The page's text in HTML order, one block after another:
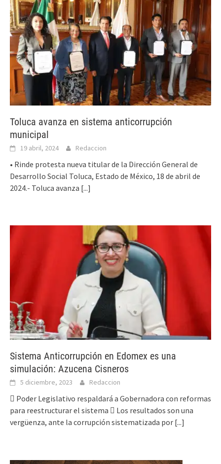
Toluca avanza en sistema anticorrupción
municipal
19 abril, 2024 Redaccion
• Rinde protesta nueva titular de la Dirección General de
Desarrollo Social Toluca, Estado de México, 18 de abril de
2024.- Toluca avanza [...]
Sistema Anticorrupción en Edomex es una
simulación: Azucena Cisneros
5 diciembre, 2023 Redaccion
 Poder Legislativo respaldará a Gobernadora con reformas
para reestructurar el sistema  Los resultados son una
vergüenza, ante la corrupción sistematizada por [...]